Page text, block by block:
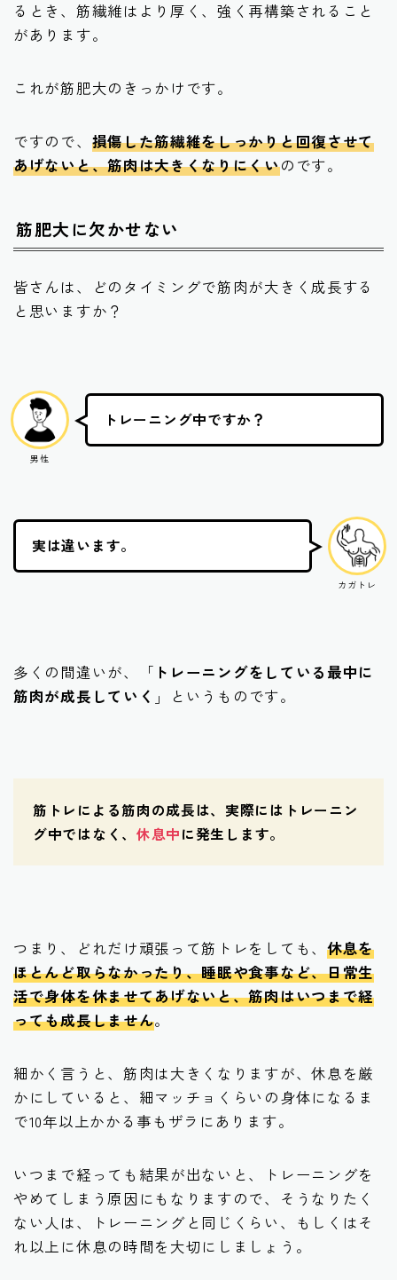
るとき、筋繊維はより厚く、強く再構築されること
があります。
これが筋肥大のきっかけです。
ですので、 損傷した筋繊維をしっかりと回復させて
あげないと、筋肉は大きくなりにくいのです。
筋肥大に欠かせない
皆さんは、どのタイミングで筋肉が大きく成長する
と思いますか？
男性
トレーニング中ですか？
カガトレ
実は違います。
多くの間違いが、「 トレーニングをしている最中に
筋肉が成長していく 」というものです。
筋トレによる筋肉の成長は、実際にはトレーニン
グ中ではなく、 休息中に発生します。
つまり、どれだけ頑張って筋トレをしても、 休息を
ほとんど取らなかったり、睡眠や食事など、日常生
活で身体を休ませてあげないと、筋肉はいつまで経
っても成長しません。
細かく言うと、筋肉は大きくなりますが、休息を厳
かにしていると、細マッチョくらいの身体になるま
で10年以上かかる事もザラにあります。
いつまで経っても結果が出ないと、トレーニングを
やめてしまう原因にもなりますので、そうなりたく
ない人は、トレーニングと同じくらい、もしくはそ
れ以上に休息の時間を大切にしましょう。